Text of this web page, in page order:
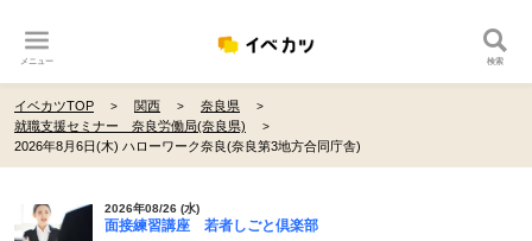
メニュー 検索
イベカツTOP 関西
奈良県
就職支援セミナー 奈良労働局(奈良県)
2026年8月6日(木) ハローワーク奈良(奈良第3地方合同庁舎)
2026年08/26 (水)
面接練習講座 若者しごと倶楽部